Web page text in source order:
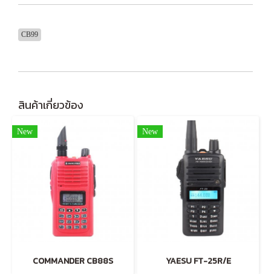
CB99
สินค้าเกี่ยวข้อง
New
COMMANDER CB88S
New
YAESU FT-25R/E